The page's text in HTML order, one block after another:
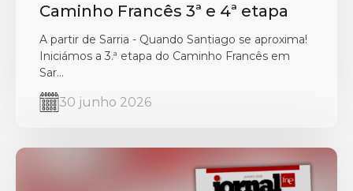
Caminho Francês 3ª e 4ª etapa
A partir de Sarria - Quando Santiago se aproxima!
Iniciámos a 3.ª etapa do Caminho Francês em
Sar...
30 junho 2026